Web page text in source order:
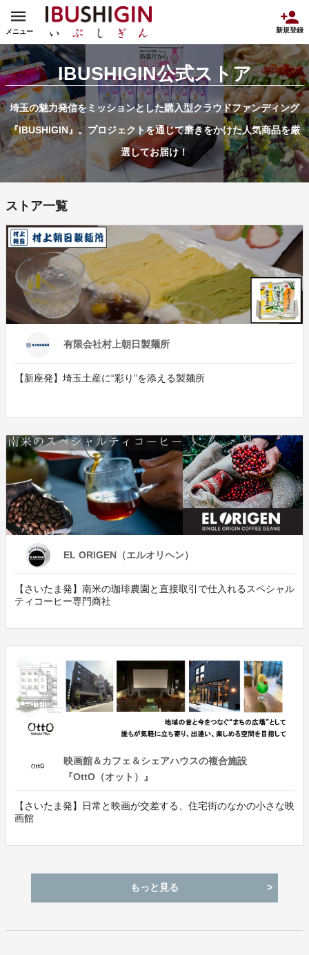
メニュー 新規登録
IBUSHIGIN公式ストア
埼玉の魅力発信をミッションとした購入型クラウドファンディング
『IBUSHIGIN』。プロジェクトを通じて磨きをかけた人気商品を厳
選してお届け！
ストア一覧
有限会社村上朝日製麺所
【新座発】埼玉土産に“彩り”を添える製麺所
EL ORIGEN（エルオリヘン）
【さいたま発】南米の珈琲農園と直接取引で仕入れるスペシャル
ティコーヒー専門商社
映画館＆カフェ＆シェアハウスの複合施設
『OttO（オット）』
【さいたま発】日常と映画が交差する、住宅街のなかの小さな映
画館
もっと見る